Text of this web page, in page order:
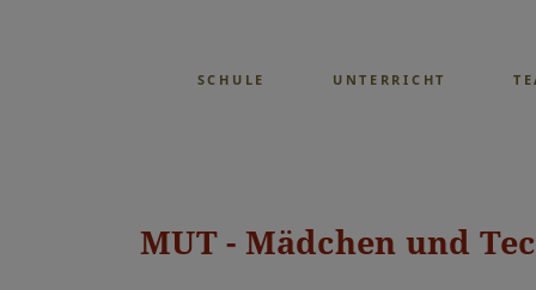
SCHULE UNTERRICHT
MUT - Mädchen und